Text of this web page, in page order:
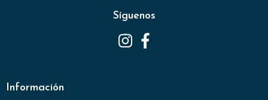
Síguenos
Información